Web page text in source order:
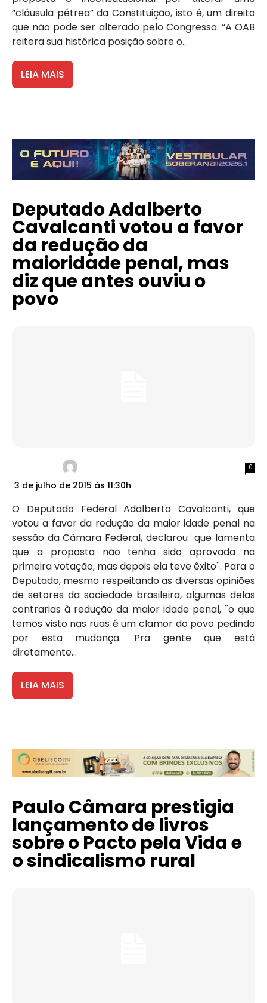
“cláusula pétrea” da Constituição, isto é, um direito
que não pode ser alterado pelo Congresso. “A OAB
reitera sua histórica posição sobre o...
LEIA MAIS
Deputado Adalberto
Cavalcanti votou a favor
da redução da
maioridade penal, mas
diz que antes ouviu o
povo
3 de julho de 2015 às 11:30h
0
O Deputado Federal Adalberto Cavalcanti, que
votou a favor da redução da maior idade penal na
sessão da Câmara Federal, declarou ¨que lamenta
que a proposta não tenha sido aprovada na
primeira votação, mas depois ela teve êxito¨. Para o
Deputado, mesmo respeitando as diversas opiniões
de setores da sociedade brasileira, algumas delas
contrarias à redução da maior idade penal, ¨o que
temos visto nas ruas é um clamor do povo pedindo
por esta mudança. Pra gente que está
diretamente...
LEIA MAIS
Paulo Câmara prestigia
lançamento de livros
sobre o Pacto pela Vida e
o sindicalismo rural